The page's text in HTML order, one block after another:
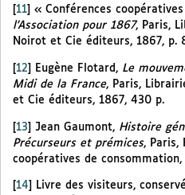
11 « Conférences
l’Association pour 1867, Paris,
Noirot et Cie éditeurs, 1867, p.
12 Eugène Flotard, Le
Midi de la France, Paris,
et Cie éditeurs, 1867, 430 p.
[13] Jean Gaumont, Histoire
Précurseurs et prémices, Paris,
coopératives de
14
Livre des visiteurs,